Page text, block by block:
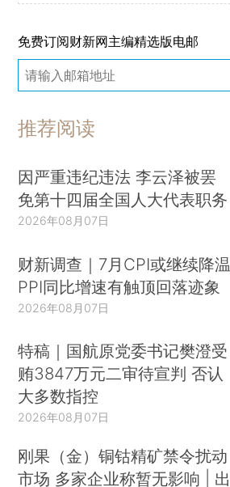
免费订阅财新网主编精选版电邮
推荐阅读
因严重违纪违法 李云泽被罢
免第十四届全国人大代表职务
2026年08月07日
财新调查｜7月CPI或继续降温
PPI同比增速有触顶回落迹象
2026年08月07日
特稿｜国航原党委书记樊澄受
贿3847万元二审待宣判 否认
大多数指控
2026年08月07日
刚果（金）铜钴精矿禁令扰动
市场 多家企业称暂无影响 | 出